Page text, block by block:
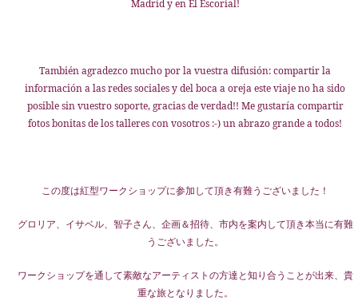
Madrid y en El Escorial!
También agradezco mucho por la vuestra difusión: compartir la
información a las redes sociales y del boca a oreja este viaje no ha sido
posible sin vuestro soporte, gracias de verdad!! Me gustaría compartir
fotos bonitas de los talleres con vosotros :-) un abrazo grande a todos!
この度は紅型ワークショップに参加して頂き有難うございました！
グロリア、イサベル、智子さん、企画＆招待、 市内を案内して頂き本当に有難
うございました。
ワークショップを通して素敵なアーティストの方達と知り合うことが出来、 貴
重な旅となりました。